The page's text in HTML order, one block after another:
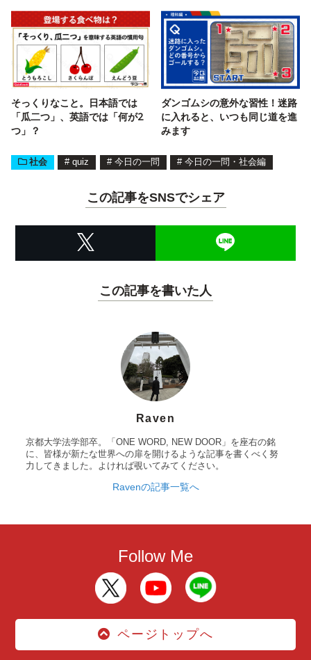
そっくりなこと。日本語では
「瓜二つ」、英語では「何が2
つ」？
ダンゴムシの意外な習性！迷路
に入れると、いつも同じ道を進
みます
社会 # quiz # 今日の一問 # 今日の一問・社会編
この記事をSNSでシェア
この記事を書いた人
Raven
京都大学法学部卒。「ONE WORD, NEW DOOR」を座右の銘
に、皆様が新たな世界への扉を開けるような記事を書くべく努
力してきました。よければ覗いてみてください。
Ravenの記事一覧へ
Follow Me
ページトップへ